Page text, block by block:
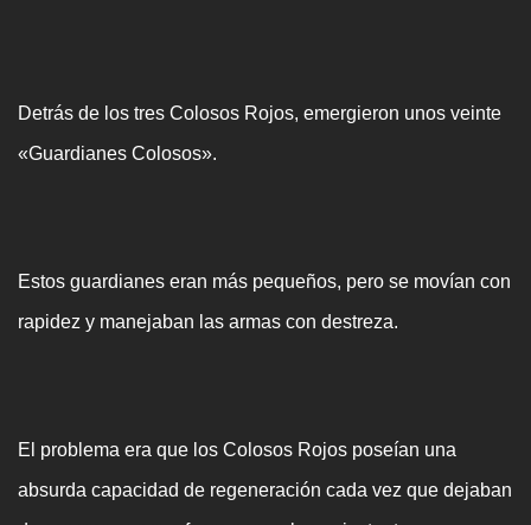
Detrás de los tres Colosos Rojos, emergieron unos veinte
«Guardianes Colosos».
Estos guardianes eran más pequeños, pero se movían con
rapidez y manejaban las armas con destreza.
El problema era que los Colosos Rojos poseían una
absurda capacidad de regeneración cada vez que dejaban